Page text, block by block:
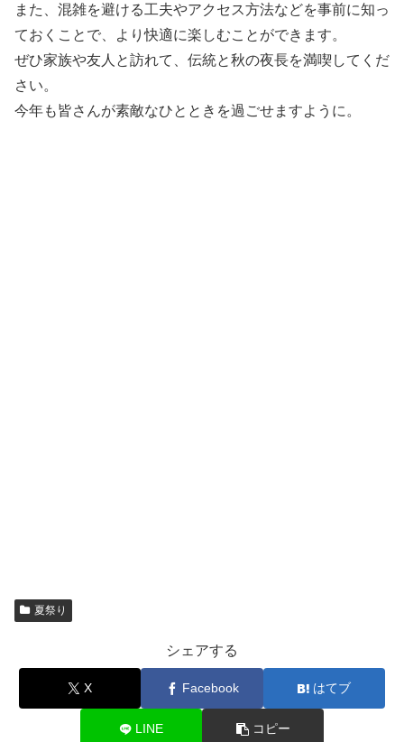
また、混雑を避ける工夫やアクセス方法などを事前に知っ
ておくことで、より快適に楽しむことができます。
ぜひ家族や友人と訪れて、伝統と秋の夜長を満喫してくだ
さい。
今年も皆さんが素敵なひとときを過ごせますように。
夏祭り
シェアする
X Facebook はてブ
LINE コピー